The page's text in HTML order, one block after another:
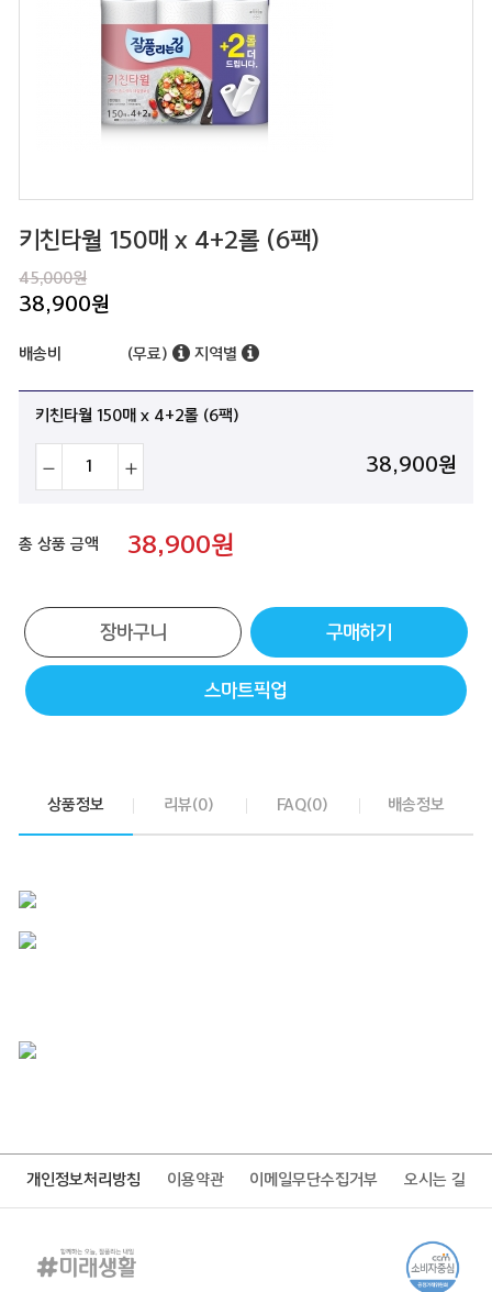
키친타월 150매 x 4+2롤 (6팩)
45,000원
38,900원
배송비 (무료) 지역별
키친타월 150매 x 4+2롤 (6팩)
38,900원
총 상품 금액 38,900원
장바구니 구매하기
스마트픽업
상품정보 리뷰(0) FAQ(0) 배송정보
개인정보처리방침 이용약관 이메일무단수집거부 오시는 길